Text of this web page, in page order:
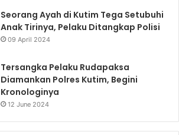
Seorang Ayah di Kutim Tega Setubuhi
Anak Tirinya, Pelaku Ditangkap Polisi
09 April 2024
Tersangka Pelaku Rudapaksa
Diamankan Polres Kutim, Begini
Kronologinya
12 June 2024